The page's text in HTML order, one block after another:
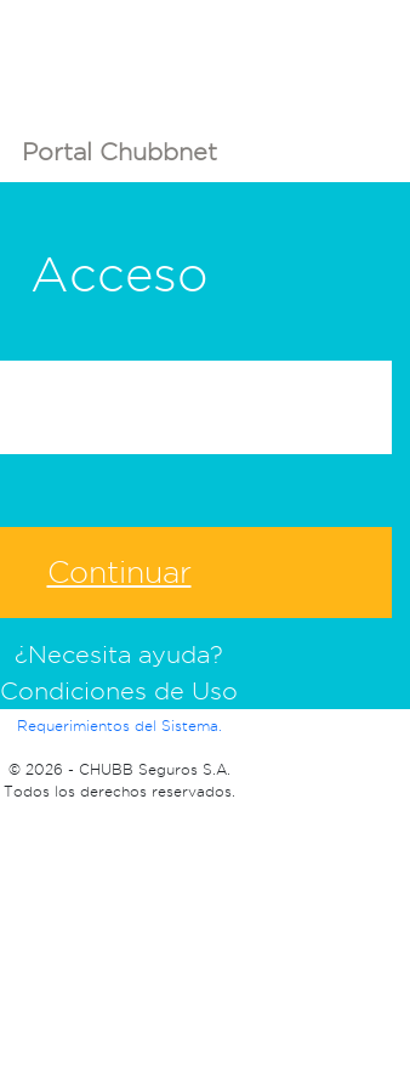
Portal Chubbnet
Acceso
¿Necesita ayuda?
Condiciones de Uso
Requerimientos del Sistema.
© 2026 - CHUBB Seguros S.A.
Todos los derechos reservados.